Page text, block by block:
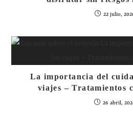
22 julio,
La importancia del
viajes – Tratamientos
26 abril,